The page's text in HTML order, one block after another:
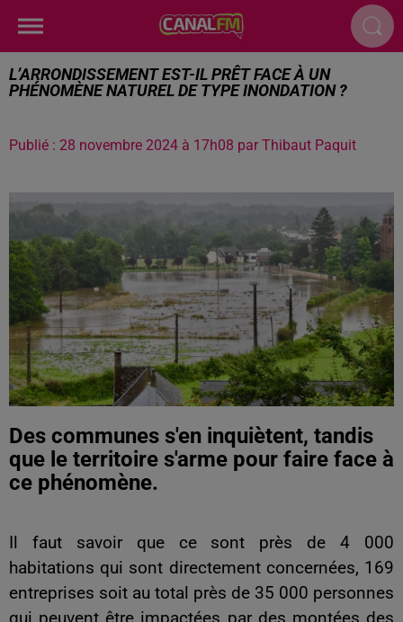
L’ARRONDISSEMENT EST-IL PRÊT FACE À UN
PHÉNOMÈNE NATUREL DE TYPE INONDATION ?
Publié : 28 novembre 2024 à 17h08 par Thibaut Paquit
Des communes s'en inquiètent, tandis
que le territoire s'arme pour faire face à
ce phénomène.
Il faut savoir que ce sont près de 4 000
habitations qui sont directement concernées, 169
entreprises soit au total près de 35 000 personnes